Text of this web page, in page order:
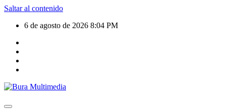
Saltar al contenido
6 de agosto de 2026 8:04 PM